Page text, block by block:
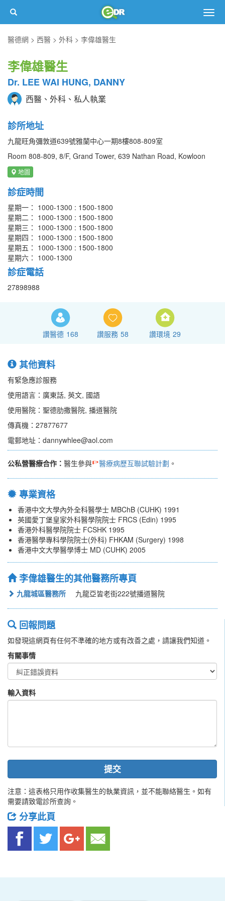
醫德網
西醫 外科 李偉雄醫生
李偉雄醫生
Dr. LEE WAI HUNG, DANNY
西醫、外科、私人執業
診所地址
九龍旺角彌敦道639號雅蘭中心一期8樓808-809室
Room 808-809, 8/F, Grand Tower, 639 Nathan Road, Kowloon
地圖
診症時間
星期一： 1000-1300 : 1500-1800
星期二： 1000-1300 : 1500-1800
星期三： 1000-1300 : 1500-1800
星期四： 1000-1300 : 1500-1800
星期五： 1000-1300 : 1500-1800
星期六： 1000-1300
診症電話
27898988
讚醫德 168 讚服務 58 讚環境 29
其他資料
有緊急應診服務
使用語言：廣東話, 英文, 國語
使用醫院：聖德肋撒醫院, 播道醫院
傳真機：27877677
電郵地址：dannywhlee@aol.com
公私營醫療合作： 醫生參與 醫療病歷互聯試驗計劃 。
專業資格
香港中文大學內外全科醫學士 MBChB (CUHK) 1991
英國愛丁堡皇家外科醫學院院士 FRCS (Edin) 1995
香港外科醫學院院士 FCSHK 1995
香港醫學專科學院院士(外科) FHKAM (Surgery) 1998
香港中文大學醫學博士 MD (CUHK) 2005
李偉雄醫生的其他醫務所專頁
九龍城區醫務所 九龍亞皆老街222號播道醫院
回報問題
如發現這網頁有任何不準確的地方或有改善之處，請讓我們知道。
有關事情
輸入資料
提交
注意：這表格只用作收集醫生的執業資訊，並不能聯絡醫生。如有
需要請致電診所查詢。
分享此頁